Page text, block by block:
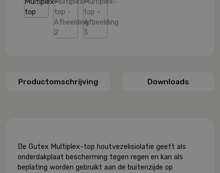
Productomschrijving Downloads
De Gutex Multiplex-top houtvezelisiolatie geeft als
onderdakplaat bescherming tegen regen en kan als
beplating worden gebruikt aan de buitenzijde op